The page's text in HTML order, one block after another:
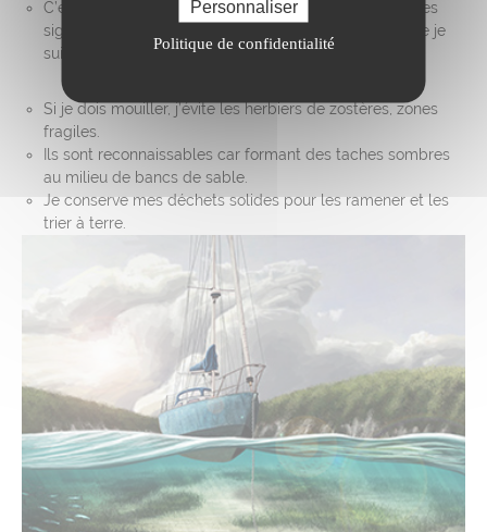
C’est en observant que l’on apprend : si je constate des
signes d’agitation (cris, envols, mise à l’eau) ; c’est que je
suis trop proche.
Si je dois mouiller, j’évite les herbiers de zostères, zones
fragiles.
Ils sont reconnaissables car formant des taches sombres
au milieu de bancs de sable.
Je conserve mes déchets solides pour les ramener et les
trier à terre.
Personnaliser
Politique de confidentialité